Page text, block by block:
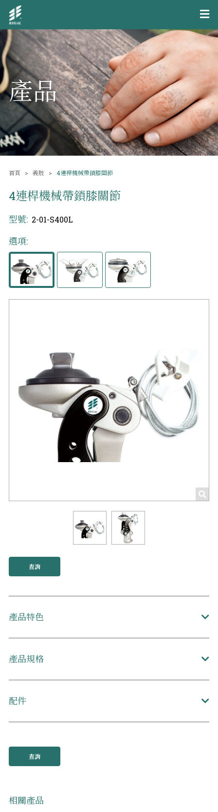
產品
首頁 義肢 4連桿機械帶鎖膝關節
查詢
4連桿機械帶鎖膝關節
型號: 2-01-S400L
選項:
產品特色
產品規格
配件
查詢
相關產品